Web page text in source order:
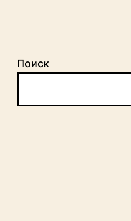
Поиск